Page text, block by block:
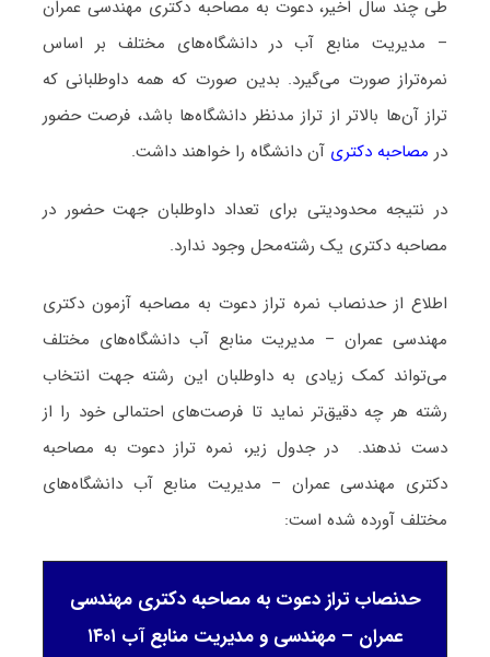
طی چند سال اخیر، دعوت به مصاحبه دکتری مهندسی عمران
– مدیریت منابع آب در دانشگاه‌های مختلف بر اساس
نمره‌تراز صورت می‌گیرد. بدین صورت که همه داوطلبانی که
تراز آن‌ها بالاتر از تراز مدنظر دانشگاه‌ها باشد، فرصت حضور
در مصاحبه دکتری آن دانشگاه را خواهند داشت.
در نتیجه محدودیتی برای تعداد داوطلبان جهت حضور در
مصاحبه دکتری یک رشته‌محل وجود ندارد.
اطلاع از حدنصاب نمره تراز دعوت به مصاحبه آزمون دکتری
مهندسی عمران – مدیریت منابع آب دانشگاه‌های مختلف
می‌تواند کمک زیادی به داوطلبان این رشته جهت انتخاب
رشته هر چه دقیق‌تر نماید تا فرصت‌های احتمالی خود را از
دست ندهند. در جدول زیر، نمره تراز دعوت به مصاحبه
دکتری مهندسی عمران – مدیریت منابع آب دانشگاه‌های
مختلف آورده شده است:
حدنصاب تراز دعوت به مصاحبه دکتری مهندسی
عمران – مهندسی و مدیریت منابع آب ۱۴۰۱